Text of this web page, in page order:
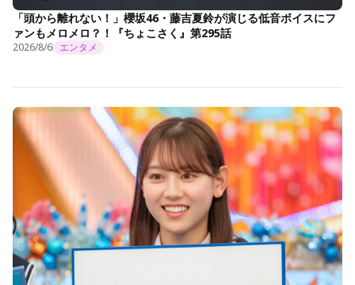
「頭から離れない！」櫻坂46・藤吉夏鈴が演じる低音ボイスにフ
ァンもメロメロ？！『ちょこさく』第295話
2026/8/6 エンタメ